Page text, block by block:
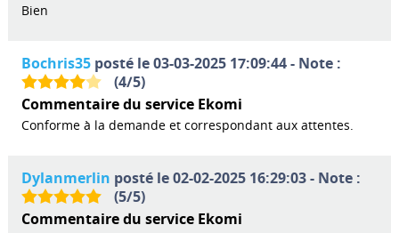
Bien
Bochris35posté le 03-03-2025 17:09:44 - Note :
(4/5)
Commentaire du service Ekomi
Conforme à la demande et correspondant aux attentes.
Dylanmerlin posté le 02-02-2025 16:29:03 - Note :
(5/5)
Commentaire du service Ekomi